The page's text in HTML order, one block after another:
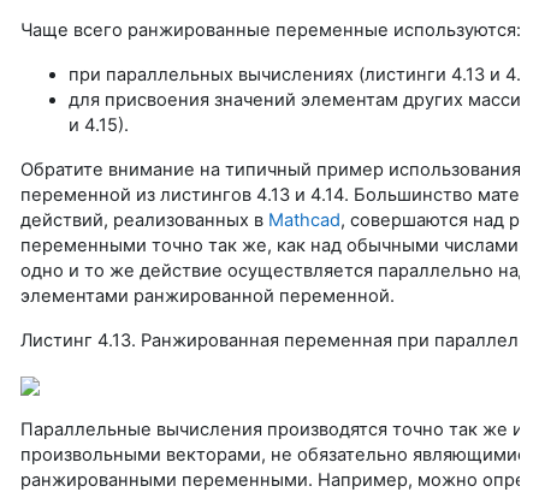
Чаще всего ранжированные переменные используются:
при параллельных вычислениях (листинги 4.13 и
для присвоения значений элементам других
и 4.15).
Обратите внимание на типичный пример использования
переменной из листингов 4.13 и 4.14. Большинство
действий, реализованных в Mathcad, совершаются над
переменными точно так же, как над обычными числами.
одно и то же действие осуществляется параллельно над
элементами ранжированной переменной.
Листинг 4.13. Ранжированная переменная при
Параллельные вычисления производятся точно так же и
произвольными векторами, не обязательно являющимися
ранжированными переменными. Например, можно